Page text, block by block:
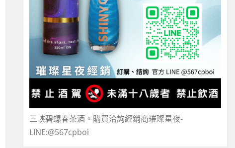
三峽碧螺春茶酒。購買洽詢經銷商璀璨星夜-
LINE:@567cpboi